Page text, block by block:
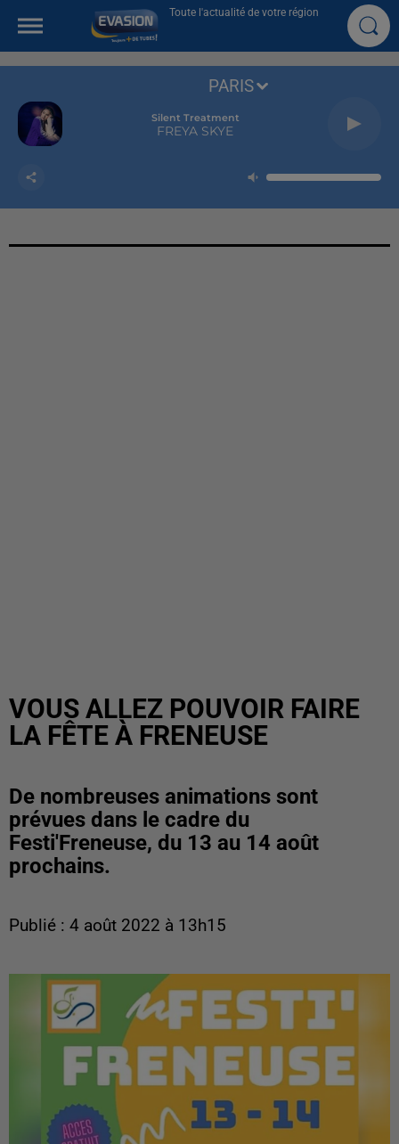
Toute l'actualité de votre région
Silent Treatment
FREYA SKYE
PARIS
VOUS ALLEZ POUVOIR FAIRE
LA FÊTE À FRENEUSE
De nombreuses animations sont
prévues dans le cadre du
Festi'Freneuse, du 13 au 14 août
prochains.
Publié : 4 août 2022 à 13h15